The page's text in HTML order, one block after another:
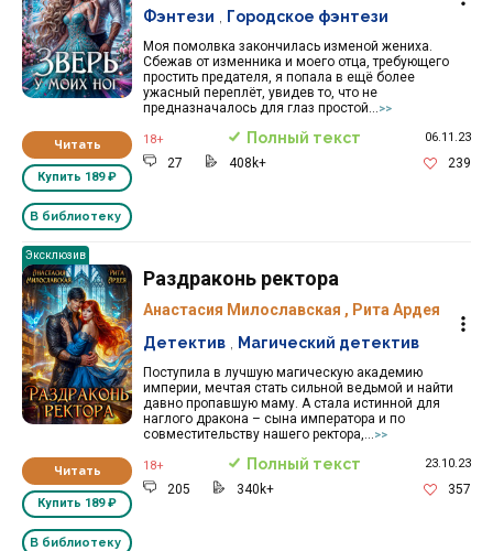
Читать
Купить 189 ₽
В библиотеку
Моя помолвка закончилась изменой жениха.
Сбежав от изменника и моего отца, требующего
простить предателя, я попала в ещё более
ужасный переплёт, увидев то, что не
предназначалось для глаз простой...
>>
Фэнтези Городское фэнтези
18+ Полный текст 06.11.23
27 408k+ 239
Эксклюзив
Читать
Купить 189 ₽
В библиотеку
Раздраконь ректора
Анастасия Милославская , Рита Ардея
Поступила в лучшую магическую академию
империи, мечтая стать сильной ведьмой и найти
давно пропавшую маму. А стала истинной для
наглого дракона – сына императора и по
совместительству нашего ректора,...
>>
Детектив Магический детектив
18+ Полный текст 23.10.23
205 340k+ 357